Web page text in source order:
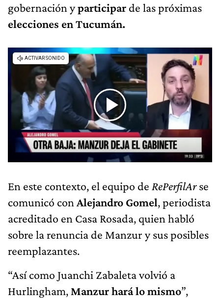
gobernación yparticipar de las próximas
elecciones en Tucumán.
En este contexto, el equipo de RePerfilArse
comunicó con Alejandro Gomel, periodista
acreditado en Casa Rosada, quien habló
sobre la renuncia de Manzur y sus posibles
reemplazantes.
“Así como Juanchi Zabaleta volvió a
Hurlingham, Manzur hará lo mismo”,